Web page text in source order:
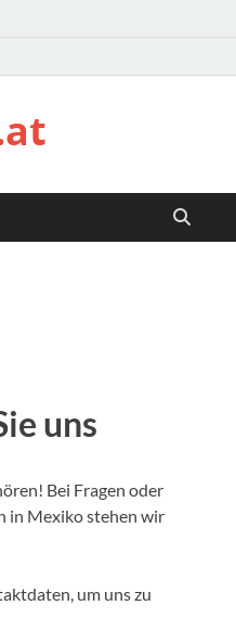
uns
Bei Fragen oder
in Mexiko stehen wir
um uns zu